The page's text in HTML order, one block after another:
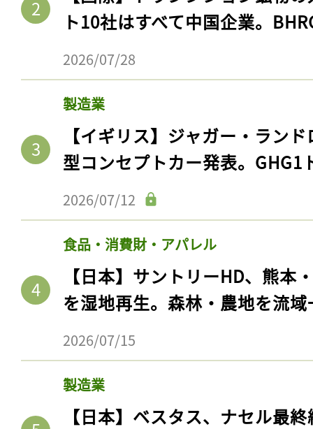
ト10社はすべて中国企業。
2026/07/28
製造業
【イギリス】ジャガー・ラン
型コンセプトカー発表。GHG1
2026/07/12
食品・消費財・アパレル
【日本】サントリーHD、熊本
を湿地再生。森林・農地を流
2026/07/15
製造業
【日本】ベスタス、ナセル最